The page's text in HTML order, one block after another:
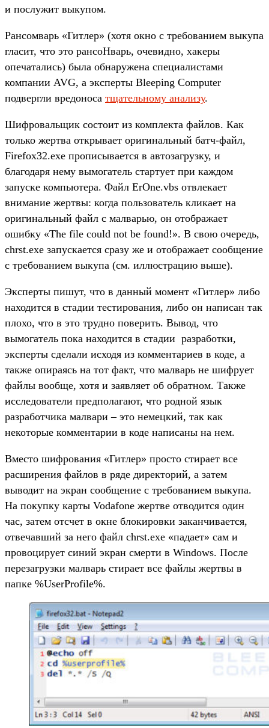
и послужит выкупом.
Рансомварь «Гитлер» (хотя окно с требованием выкупа
гласит, что это рансоНварь, очевидно, хакеры
опечатались) была обнаружена специалистами
компании AVG, а эксперты Bleeping Computer
подвергли вредоноса тщательному анализу.
Шифровальщик состоит из комплекта файлов. Как
только жертва открывает оригинальный батч-файл,
Firefox32.exe прописывается в автозагрузку, и
благодаря нему вымогатель стартует при каждом
запуске компьютера. Файл ErOne.vbs отвлекает
внимание жертвы: когда пользователь кликает на
оригинальный файл с малварью, он отображает
ошибку «The file could not be found!». В свою очередь,
chrst.exe запускается сразу же и отображает сообщение
с требованием выкупа (см. иллюстрацию выше).
Эксперты пишут, что в данный момент «Гитлер» либо
находится в стадии тестирования, либо он написан так
плохо, что в это трудно поверить. Вывод, что
вымогатель пока находится в стадии разработки,
эксперты сделали исходя из комментариев в коде, а
также опираясь на тот факт, что малварь не шифрует
файлы вообще, хотя и заявляет об обратном. Также
исследователи предполагают, что родной язык
разработчика малвари – это немецкий, так как
некоторые комментарии в коде написаны на нем.
Вместо шифрования «Гитлер» просто стирает все
расширения файлов в ряде директорий, а затем
выводит на экран сообщение с требованием выкупа.
На покупку карты Vodafone жертве отводится один
час, затем отсчет в окне блокировки заканчивается,
отвечавший за него файл chrst.exe «падает» сам и
провоцирует синий экран смерти в Windows. После
перезагрузки малварь стирает все файлы жертвы в
папке %UserProfile%.